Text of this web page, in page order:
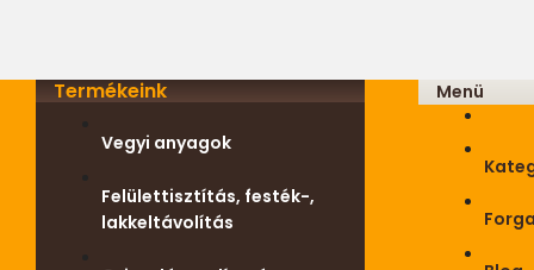
Termékeink
Vegyi anyagok
Felülettisztítás, festék-,
lakkeltávolítás
Menü